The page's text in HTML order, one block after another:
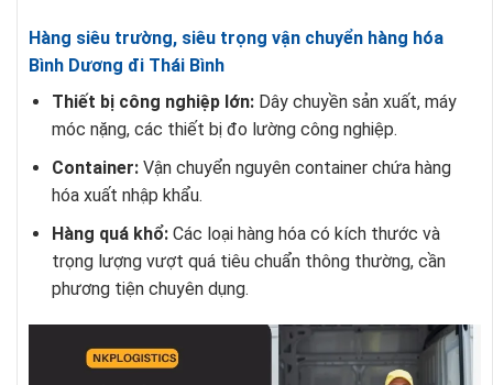
Hàng siêu trường, siêu trọng vận chuyển hàng hóa
Bình Dương đi Thái Bình
Thiết bị công nghiệp lớn:Dây chuyền sản xuất, máy
móc nặng, các thiết bị đo lường công nghiệp.
Container:Vận chuyển nguyên container chứa hàng
hóa xuất nhập khẩu.
Hàng quá khổ:Các loại hàng hóa có kích thước và
trọng lượng vượt quá tiêu chuẩn thông thường, cần
phương tiện chuyên dụng.